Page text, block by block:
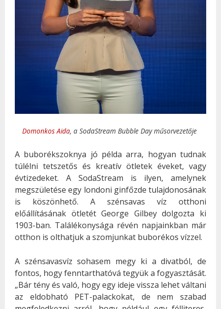
Domonkos Aida, a SodaStream Bubble Day műsorvezetője
A buborékszoknya jó példa arra, hogyan tudnak
túlélni tetszetős és kreatív ötletek éveket, vagy
évtizedeket. A SodaStream is ilyen, amelynek
megszületése egy londoni ginfőzde tulajdonosának
is köszönhető. A szénsavas víz otthoni
előállításának ötletét George Gilbey dolgozta ki
1903-ban. Találékonysága révén napjainkban már
otthon is olthatjuk a szomjunkat buborékos vízzel.
A szénsavasvíz sohasem megy ki a divatból, de
fontos, hogy fenntarthatóvá tegyük a fogyasztását.
„Bár tény és való, hogy egy ideje vissza lehet váltani
az eldobható PET-palackokat, de nem szabad